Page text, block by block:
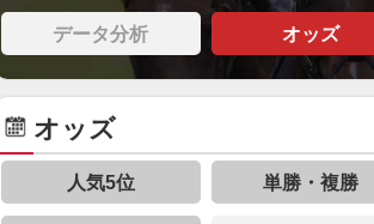
データ分析 オッズ
オッズ
人気5位 単勝・複勝